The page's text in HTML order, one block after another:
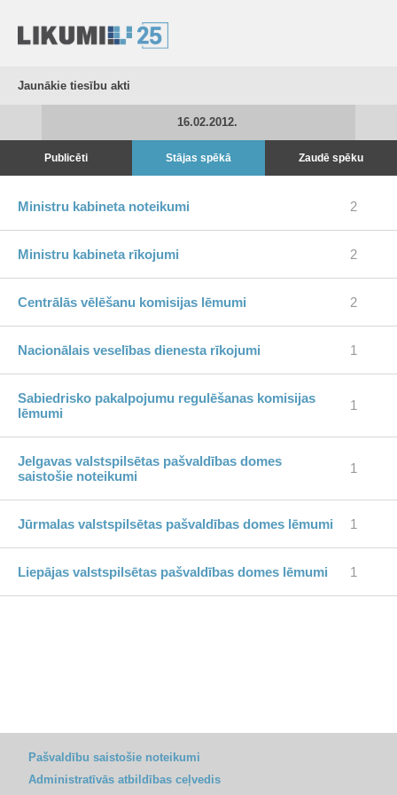
Jaunākie tiesību akti
16.02.2012.
Publicēti Stājas spēkā Zaudē spēku
Ministru kabineta noteikumi 2
Ministru kabineta rīkojumi 2
Centrālās vēlēšanu komisijas lēmumi 2
Nacionālais veselības dienesta rīkojumi 1
Sabiedrisko pakalpojumu regulēšanas komisijas
lēmumi
1
Jelgavas valstspilsētas pašvaldības domes
saistošie noteikumi
1
Jūrmalas valstspilsētas pašvaldības domes lēmumi 1
Liepājas valstspilsētas pašvaldības domes lēmumi 1
Pašvaldību saistošie noteikumi
Administratīvās atbildības ceļvedis